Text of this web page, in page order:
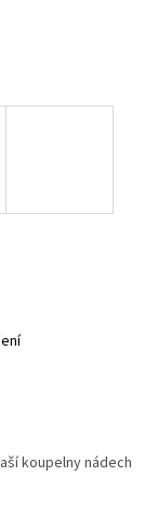
koupelny nádech